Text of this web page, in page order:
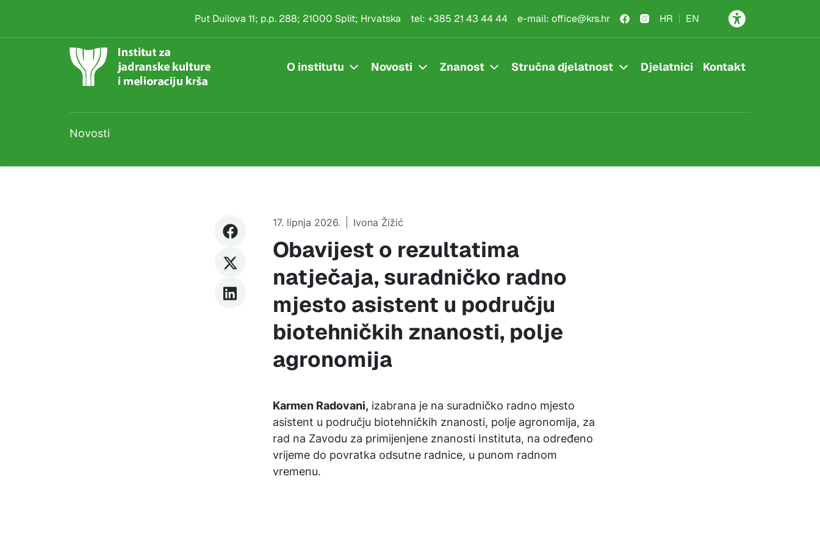
Put Duilova 11; p.p. 288; 21000 Split; Hrvatska tel: +385 21 43 44 44 e-mail: office@krs.hr HR EN
O institutu Novosti Znanost Stručna djelatnost Djelatnici Kontakt
Novosti
17. lipnja 2026. Ivona Žižić
Obavijest o rezultatima
natječaja, suradničko radno
mjesto asistent u području
biotehničkih znanosti, polje
agronomija
Karmen Radovani, izabrana je na suradničko radno mjesto
asistent u području biotehničkih znanosti, polje agronomija, za
rad na Zavodu za primijenjene znanosti Instituta, na određeno
vrijeme do povratka odsutne radnice, u punom radnom
vremenu.